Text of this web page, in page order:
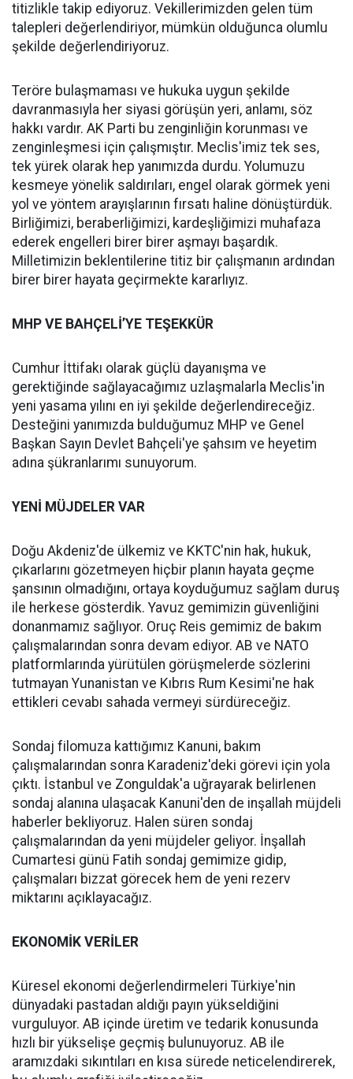
titizlikle takip ediyoruz. Vekillerimizden gelen tüm
talepleri değerlendiriyor, mümkün olduğunca olumlu
şekilde değerlendiriyoruz.
Teröre bulaşmaması ve hukuka uygun şekilde
davranmasıyla her siyasi görüşün yeri, anlamı, söz
hakkı vardır. AK Parti bu zenginliğin korunması ve
zenginleşmesi için çalışmıştır. Meclis'imiz tek ses,
tek yürek olarak hep yanımızda durdu. Yolumuzu
kesmeye yönelik saldırıları, engel olarak görmek yeni
yol ve yöntem arayışlarının fırsatı haline dönüştürdük.
Birliğimizi, beraberliğimizi, kardeşliğimizi muhafaza
ederek engelleri birer birer aşmayı başardık.
Milletimizin beklentilerine titiz bir çalışmanın ardından
birer birer hayata geçirmekte kararlıyız.
MHP VE BAHÇELİ’YE TEŞEKKÜR
Cumhur İttifakı olarak güçlü dayanışma ve
gerektiğinde sağlayacağımız uzlaşmalarla Meclis'in
yeni yasama yılını en iyi şekilde değerlendireceğiz.
Desteğini yanımızda bulduğumuz MHP ve Genel
Başkan Sayın Devlet Bahçeli'ye şahsım ve heyetim
adına şükranlarımı sunuyorum.
YENİ MÜJDELER VAR
Doğu Akdeniz'de ülkemiz ve KKTC'nin hak, hukuk,
çıkarlarını gözetmeyen hiçbir planın hayata geçme
şansının olmadığını, ortaya koyduğumuz sağlam duruş
ile herkese gösterdik. Yavuz gemimizin güvenliğini
donanmamız sağlıyor. Oruç Reis gemimiz de bakım
çalışmalarından sonra devam ediyor. AB ve NATO
platformlarında yürütülen görüşmelerde sözlerini
tutmayan Yunanistan ve Kıbrıs Rum Kesimi'ne hak
ettikleri cevabı sahada vermeyi sürdüreceğiz.
Sondaj filomuza kattığımız Kanuni, bakım
çalışmalarından sonra Karadeniz'deki görevi için yola
çıktı. İstanbul ve Zonguldak'a uğrayarak belirlenen
sondaj alanına ulaşacak Kanuni'den de inşallah müjdeli
haberler bekliyoruz. Halen süren sondaj
çalışmalarından da yeni müjdeler geliyor. İnşallah
Cumartesi günü Fatih sondaj gemimize gidip,
çalışmaları bizzat görecek hem de yeni rezerv
miktarını açıklayacağız.
EKONOMİK VERİLER
Küresel ekonomi değerlendirmeleri Türkiye'nin
dünyadaki pastadan aldığı payın yükseldiğini
vurguluyor. AB içinde üretim ve tedarik konusunda
hızlı bir yükselişe geçmiş bulunuyoruz. AB ile
aramızdaki sıkıntıları en kısa sürede neticelendirerek,